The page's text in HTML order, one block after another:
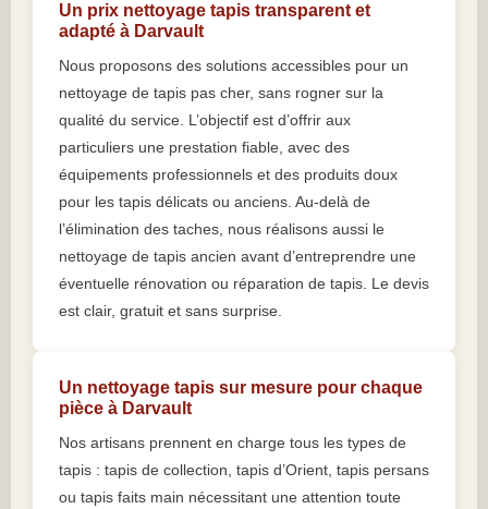
Un prix nettoyage tapis transparent et
adapté à Darvault
Nous proposons des solutions accessibles pour un
nettoyage de tapis pas cher, sans rogner sur la
qualité du service. L’objectif est d’offrir aux
particuliers une prestation fiable, avec des
équipements professionnels et des produits doux
pour les tapis délicats ou anciens. Au-delà de
l’élimination des taches, nous réalisons aussi le
nettoyage de tapis ancien avant d’entreprendre une
éventuelle rénovation ou réparation de tapis. Le devis
est clair, gratuit et sans surprise.
Un nettoyage tapis sur mesure pour chaque
pièce à Darvault
Nos artisans prennent en charge tous les types de
tapis : tapis de collection, tapis d’Orient, tapis persans
ou tapis faits main nécessitant une attention toute